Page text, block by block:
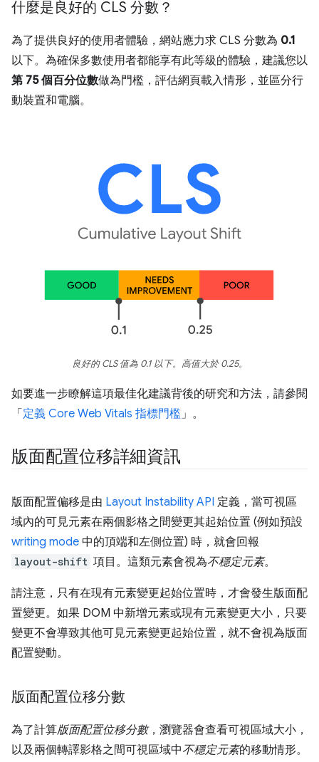
什麼是良好的 CLS 分數？
為了提供良好的使用者體驗，網站應力求 CLS 分數為 0.1
以下。為確保多數使用者都能享有此等級的體驗，建議您以
第 75 個百分位數做為門檻，評估網頁載入情形，並區分行
動裝置和電腦。
良好的 CLS 值為 0.1 以下。高值大於 0.25。
如要進一步瞭解這項最佳化建議背後的研究和方法，請參閱
「 定義 Core Web Vitals 指標門檻」。
版面配置位移詳細資訊
版面配置偏移是由 Layout Instability API 定義，當可視區
域內的可見元素在兩個影格之間變更其起始位置 (例如預設
writing mode 中的頂端和左側位置) 時，就會回報
layout-shift 項目。這類元素會視為不穩定元素。
請注意，只有在現有元素變更起始位置時，才會發生版面配
置變更。如果 DOM 中新增元素或現有元素變更大小，只要
變更不會導致其他可見元素變更起始位置，就不會視為版面
配置變動。
版面配置位移分數
為了計算版面配置位移分數，瀏覽器會查看可視區域大小，
以及兩個轉譯影格之間可視區域中不穩定元素的移動情形。